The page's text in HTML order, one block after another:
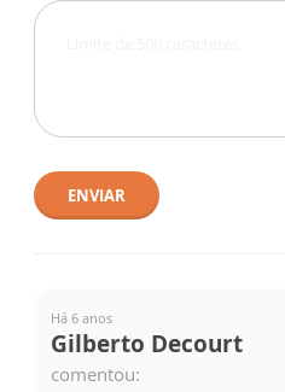
ENVIAR
Há 6 anos
Gilberto Decourt
comentou: